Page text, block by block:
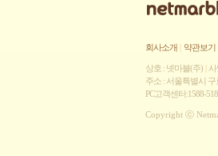
회사소개 | 약관보기
상호 : 넷마블(주) | 사
주소 : 서울특별시 구
PC고객센터:1588-
Copyright ⓒ